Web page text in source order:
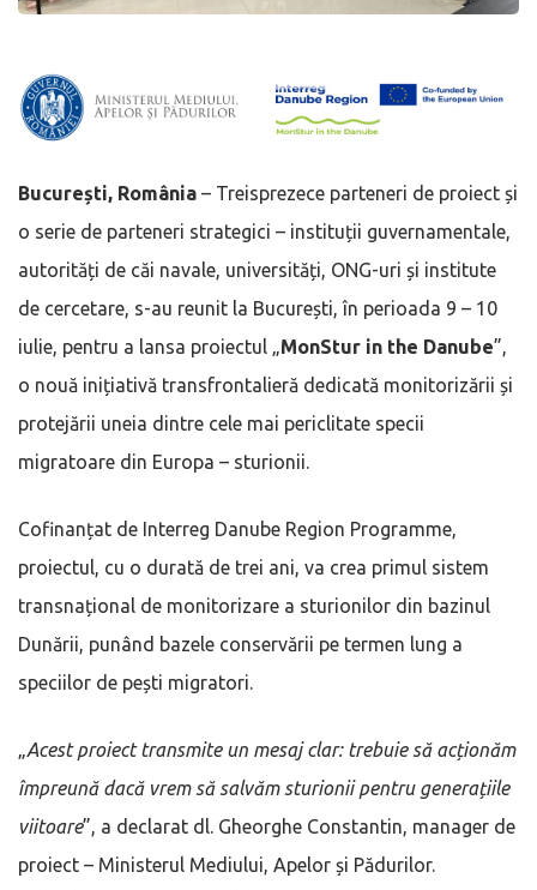
București, România – Treisprezece parteneri de proiect și
o serie de parteneri strategici – instituții guvernamentale,
autorități de căi navale, universități, ONG-uri și institute
de cercetare, s-au reunit la București, în perioada 9 – 10
iulie, pentru a lansa proiectul „ MonStur in the Danube”,
o nouă inițiativă transfrontalieră dedicată monitorizării și
protejării uneia dintre cele mai periclitate specii
migratoare din Europa – sturionii.
Cofinanțat de Interreg Danube Region Programme,
proiectul, cu o durată de trei ani, va crea primul sistem
transnațional de monitorizare a sturionilor din bazinul
Dunării, punând bazele conservării pe termen lung a
speciilor de pești migratori.
Acest proiect transmite un mesaj clar: trebuie să acționăm
împreună dacă vrem să salvăm sturionii pentru generațiile
viitoare”, a declarat dl. Gheorghe Constantin, manager de
proiect – Ministerul Mediului, Apelor și Pădurilor.